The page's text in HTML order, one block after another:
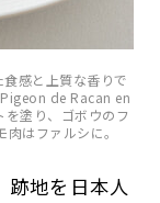
感と上質な香りで
de Racan en
塗り、ゴボウのフ
肉はファルシに。
跡地を日本人